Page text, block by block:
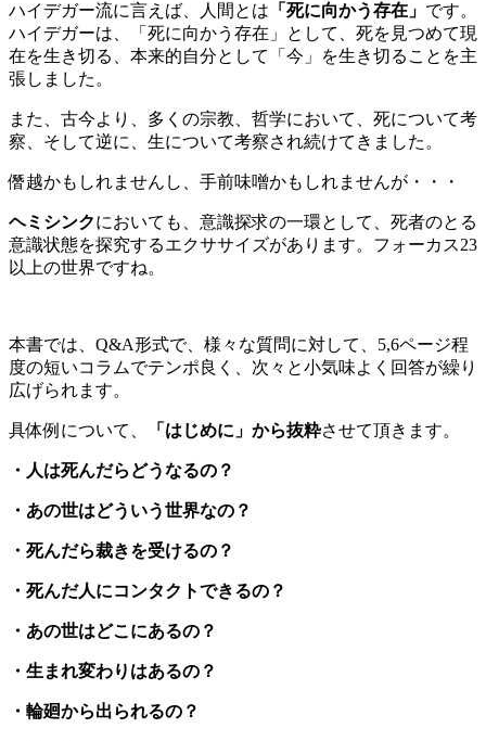
ハイデガー流に言えば、人間とは 「死に向かう存在」 です。
ハイデガーは、「死に向かう存在」として、死を見つめて現
在を生き切る、本来的自分として「今」を生き切ることを主
張しました。
また、古今より、多くの宗教、哲学において、死について考
察、そして逆に、生について考察され続けてきました。
僭越かもしれませんし、手前味噌かもしれませんが・・・
ヘミシンクにおいても、意識探求の一環として、死者のとる
意識状態を探究するエクササイズがあります。フォーカス23
以上の世界ですね。
本書では、Q&A形式で、様々な質問に対して、5,6ページ程
度の短いコラムでテンポ良く、次々と小気味よく回答が繰り
広げられます。
具体例について、 「はじめに」から抜粋させて頂きます。
・人は死んだらどうなるの？
・あの世はどういう世界なの？
・死んだら裁きを受けるの？
・死んだ人にコンタクトできるの？
・あの世はどこにあるの？
・生まれ変わりはあるの？
・輪廻から出られるの？